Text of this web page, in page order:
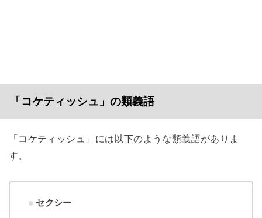
「コケティッシュ」の類義語
「コケティッシュ」には以下のような類義語がありま
す。
セクシー